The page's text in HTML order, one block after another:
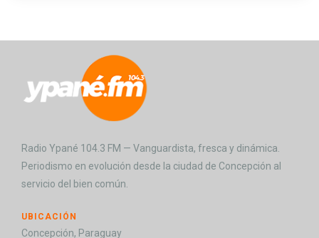
Radio Ypané 104.3 FM — Vanguardista, fresca y dinámica.
Periodismo en evolución desde la ciudad de Concepción al
servicio del bien común.
UBICACIÓN
Concepción, Paraguay